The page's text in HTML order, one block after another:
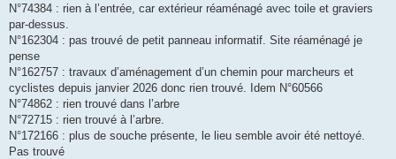
N°74384 : rien à l’entrée, car extérieur réaménagé avec toile et graviers
par-dessus.
N°162304 : pas trouvé de petit panneau informatif. Site réaménagé je
pense
N°162757 : travaux d’aménagement d’un chemin pour marcheurs et
cyclistes depuis janvier 2026 donc rien trouvé. Idem N°60566
N°74862 : rien trouvé dans l’arbre
N°72715 : rien trouvé à l’arbre.
N°172166 : plus de souche présente, le lieu semble avoir été nettoyé.
Pas trouvé